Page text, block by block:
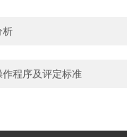
析
程序及评定标准